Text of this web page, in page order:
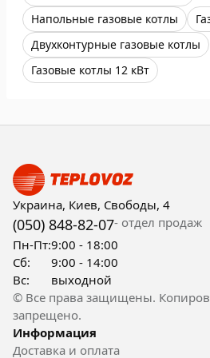
Напольные газовые котлы
Двухконтурные газовые котлы
Газовые котлы 12 кВт
Украина, Киев, Свободы, 4
(050) 848-82-07- отдел продаж
Пн-Пт:9:00 - 18:00
Сб:
9:00 - 14:00
Вс:
выходной
© Все права защищены.
запрещено.
Информация
Доставка и оплата